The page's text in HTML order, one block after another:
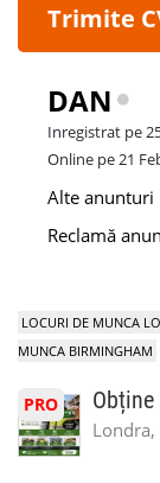
Trimite
DAN
Inregistrat pe
Online pe 21
Alte anunturi
Reclamă
LOCURI DE MUNCA
MUNCA BIRMINGHAM
PRO